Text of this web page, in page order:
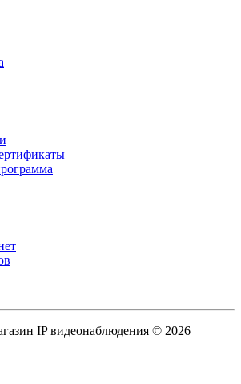
IP видеонаблюдения © 2026